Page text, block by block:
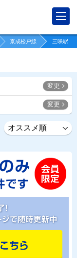
京成松戸線 三咲駅
変更
変更